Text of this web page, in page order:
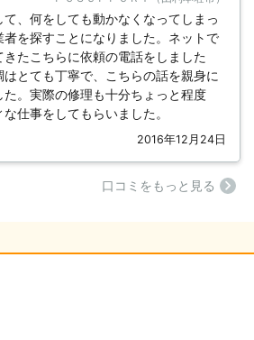
、何をしても動かなくなってしまっ
を探すことになりました。ネットで
たこちらに依頼の電話をしました
とても丁寧で、こちらの話を親身に
。実際の修理も十分ちょっと程度
仕事をしてもらいました。
2016年12月24日
⼝コミをもっと見る